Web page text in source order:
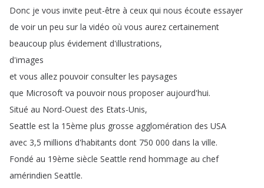
Donc je vous invite peut-être à ceux qui nous écoute essayer
de voir un peu sur la vidéo où vous aurez certainement
beaucoup plus évidement d'illustrations,
d'images
et vous allez pouvoir consulter les paysages
que Microsoft va pouvoir nous proposer aujourd'hui.
Situé au Nord-Ouest des Etats-Unis,
Seattle est la 15ème plus grosse agglomération des USA
avec 3,5 millions d'habitants dont 750 000 dans la ville.
Fondé au 19ème siècle Seattle rend hommage au chef
amérindien Seattle.